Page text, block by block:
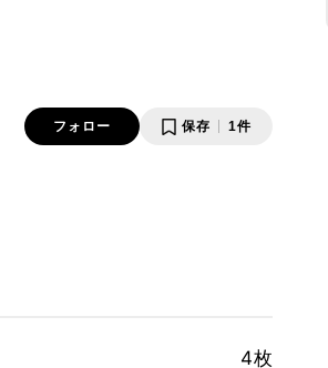
フォロー 保存 1件
4枚